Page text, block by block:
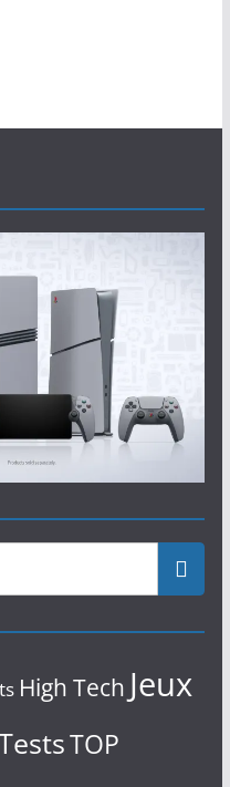
High Tech Jeux
TOP